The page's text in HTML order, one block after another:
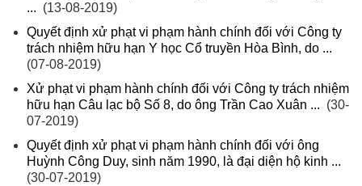
... (13-08-2019)
Quyết định xử phạt vi phạm hành chính đối với Công ty
trách nhiệm hữu hạn Y học Cổ truyền Hòa Bình, do ...
(07-08-2019)
Xử phạt vi phạm hành chính đối với Công ty trách nhiệm
hữu hạn Câu lạc bộ Số 8, do ông Trần Cao Xuân ... (30-
07-2019)
Quyết định xử phạt vi phạm hành chính đối với ông
Huỳnh Công Duy, sinh năm 1990, là đại diện hộ kinh ...
(30-07-2019)